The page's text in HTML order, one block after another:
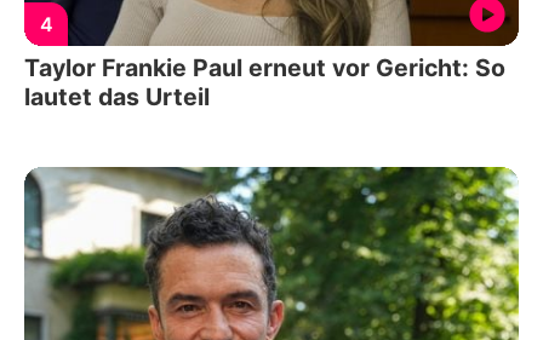
4
Taylor Frankie Paul erneut vor Gericht: So
lautet das Urteil